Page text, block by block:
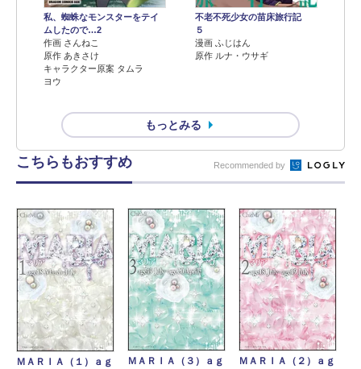
私、蜘蛛なモンスターをテイ
ムしたので…2
作画 さんねこ
原作 あきさけ
キャラクター原案 タムラ
ヨウ
不老不死少女の苗床旅行記
５
漫画 ふじはん
原作 ルナ・ウサギ
もっとみる
こちらもおすすめ Recommended by
ＭＡＲＩＡ（１）ａｇ
ＭＡＲＩＡ（３）ａｇ
ＭＡＲＩＡ（２）ａｇ